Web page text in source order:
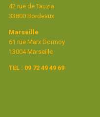
42 rue de Tauzia
33800 Bordeaux
Marseille
61 rue Marx Dormoy
13004 Marseille
TEL : 09 72 49 49 69